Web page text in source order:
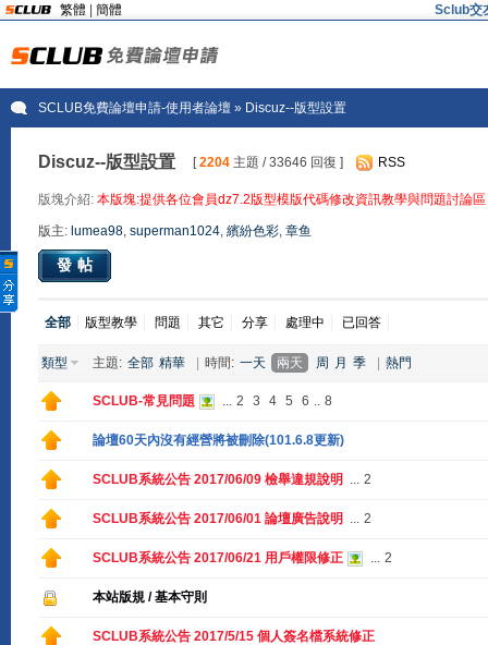
繁體 簡體 Sclub交
SCLUB免費論壇申請-使用者論壇» Discuz--版型設置
Discuz--版型設置 [2204主題 / 33646 回復 ] RSS
版塊介紹: 本版塊:提供各位會員dz7.2版型模版代碼修改資訊教學與問題討論區
版主: lumea98, superman1024, 繽紛色彩, 章鱼
發帖
全部 版型教學 問題 其它 分享 處理中 已回答
類型 主題: 全部 精華 時間: 一天 兩天 周 月 季 熱門
SCLUB-常見問題 ... 2 3 4 5 6 .. 8
論壇60天內沒有經營將被刪除(101.6.8更新)
SCLUB系統公告 2017/06/09 檢舉違規說明 ... 2
SCLUB系統公告 2017/06/01 論壇廣告說明 ... 2
SCLUB系統公告 2017/06/21 用戶權限修正 ... 2
本站版規 / 基本守則
SCLUB系統公告 2017/5/15 個人簽名檔系統修正